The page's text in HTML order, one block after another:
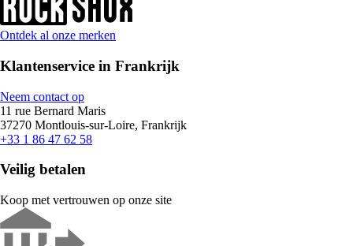
Ontdek al onze merken
Klantenservice in Frankrijk
Neem contact op
11 rue Bernard Maris
37270 Montlouis-sur-Loire, Frankrijk
+33 1 86 47 62 58
Veilig betalen
Koop met vertrouwen op onze site